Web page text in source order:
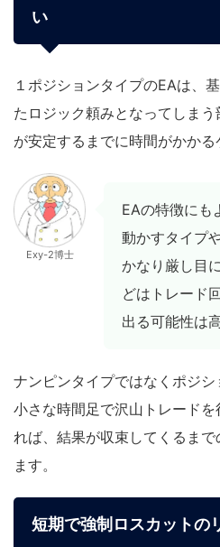
い
１ポジションタイプのEAは、
たロジック頼みとなってしま
が安定するまでに時間がかかる
Exy-2博士
EAの特徴にも
動かすタイプ
かなり厳し目
どはトレード
出る可能性は
ナンピンタイプではなくポジシ
小さな時間足で沢山トレード
れば、結果が収束してくるま
ます。
短期で強制ロスカットの